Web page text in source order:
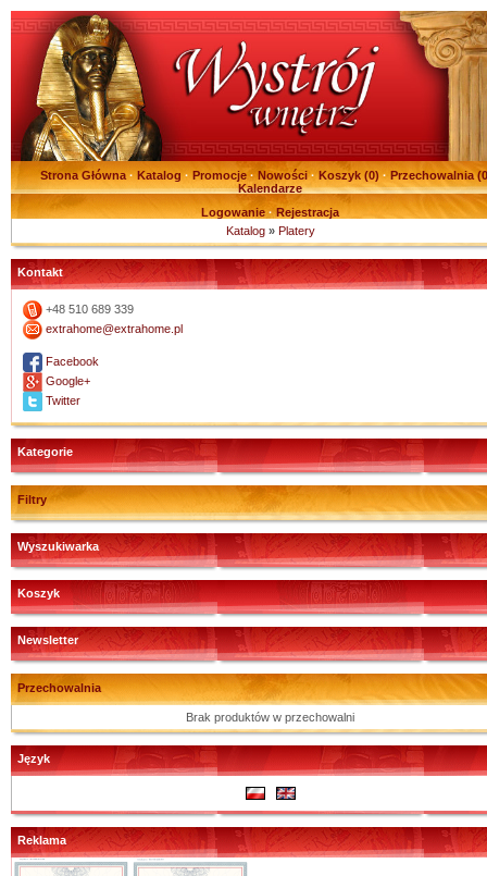
Strona Główna· Katalog· Promocje·Nowości·Koszyk (0) · Przechowalnia (0
Kalendarze
Logowanie· Rejestracja
Katalog » Platery
Kontakt
+48 510 689 339
extrahome@extrahome.pl
Facebook
Google+
Twitter
Kategorie
Filtry
Wyszukiwarka
Koszyk
Newsletter
Przechowalnia
Brak produktów w przechowalni
Język
Reklama